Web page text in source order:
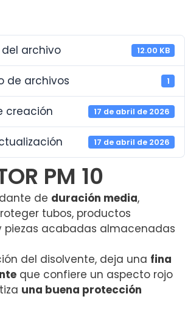
archivo 12.00 KB
de archivos 1
creación 17 de abril de 2026
17 de abril de 2026
PM 10
de duración media,
tubos, productos
piezas acabadas almacenadas
del disolvente, deja una fina
que confiere un aspecto rojo
una buena protección